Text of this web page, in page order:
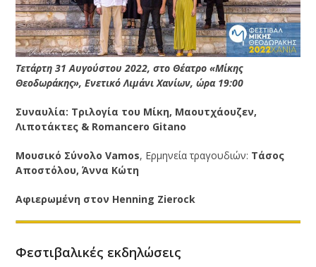
Τετάρτη 31 Αυγούστου 2022, στο Θέατρο «Μίκης
Θεοδωράκης», Ενετικό Λιμάνι Χανίων, ώρα 19:00
Συναυλία: Τριλογία του Μίκη, Μαουτχάουζεν,
Λιποτάκτες & Romancero Gitano
Μουσικό ΣύνολοVamos, Ερμηνεία τραγουδιών: Τάσος
Αποστόλου, Άννα Κώτη
Αφιερωμένη στον Henning Zierock
Φεστιβαλικές εκδηλώσεις